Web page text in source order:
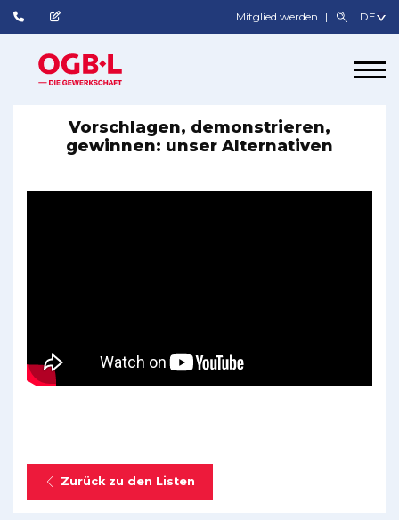
Mitglied werden
Vorschlagen, demonstrieren,
gewinnen: unser Alternativen
Zurück zu den Listen